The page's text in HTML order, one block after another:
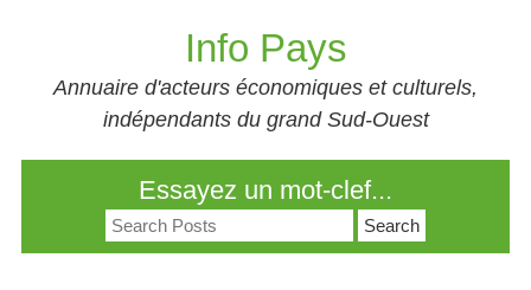
Info Pays
Annuaire d'acteurs économiques et culturels,
indépendants du grand Sud-Ouest
Essayez un mot-clef...
Search
for: